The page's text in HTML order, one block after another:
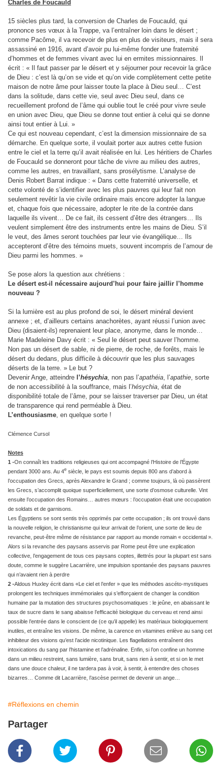
Charles de Foucauld
15 siècles plus tard, la conversion de Charles de Foucauld, qui
prononce ses vœux à la Trappe, va l’entraîner loin dans le désert ;
comme Pacôme, il va recevoir de plus en plus de visiteurs, mais il sera
assassiné en 1916, avant d’avoir pu lui-même fonder une fraternité
d’hommes et de femmes vivant avec lui en ermites missionnaires. Il
écrit : « Il faut passer par le désert et y séjourner pour recevoir la grâce
de Dieu : c’est là qu’on se vide et qu’on vide complètement cette petite
maison de notre âme pour laisser toute la place à Dieu seul… C’est
dans la solitude, dans cette vie, seul avec Dieu seul, dans ce
recueillement profond de l’âme qui oublie tout le créé pour vivre seule
en union avec Dieu, que Dieu se donne tout entier à celui qui se donne
ainsi tout entier à Lui. »
Ce qui est nouveau cependant, c’est la dimension missionnaire de sa
démarche. En quelque sorte, il voulait porter aux autres cette fusion
entre le ciel et la terre qu’il avait réalisée en lui. Les héritiers de Charles
de Foucauld se donneront pour tâche de vivre au milieu des autres,
comme les autres, en travaillant, sans prosélytisme. L’analyse de
Denis Robert Barrat indique : « Dans cette fraternité universelle, et
cette volonté de s’identifier avec les plus pauvres qui leur fait non
seulement revêtir la vie civile ordinaire mais encore adopter la langue
et, chaque fois que nécessaire, adopter le rite de la contrée dans
laquelle ils vivent… De ce fait, ils cessent d’être des étrangers… Ils
veulent simplement être des instruments entre les mains de Dieu. S’il
le veut, des âmes seront touchées par leur vie évangélique… Ils
accepteront d’être des témoins muets, souvent incompris de l’amour de
Dieu parmi les hommes. »
Se pose alors la question aux chrétiens :
Le désert est-il nécessaire aujourd’hui pour faire jaillir l’homme
nouveau ?
Si la lumière est au plus profond de soi, le désert minéral devient
annexe ; et, d’ailleurs certains anachorètes, ayant réussi l’union avec
Dieu (disaient-ils) reprenaient leur place, anonyme, dans le monde…
Marie Madeleine Davy écrit : « Seul le désert peut sauver l’homme.
Non pas un désert de sable, ni de pierre, de roche, de forêts, mais le
désert du dedans, plus difficile à découvrir que les plus sauvages
déserts de la terre. » Le but ?
Devenir Ange, atteindre l’hésychia , non pas l’apathéia , l’apathie , sorte
de non accessibilité à la souffrance, mais l’hésychia , état de
disponibilité totale de l’âme, pour se laisser traverser par Dieu, un état
de transparence qui rend perméable à Dieu.
L’enthousiasme , en quelque sorte !
Clémence Cursol
Notes
1 -On connaît les traditions religieuses qui ont accompagné l’Histoire de l’Égypte
pendant 3000 ans. Au 4e siècle, le pays est soumis depuis 800 ans d’abord à
l’occupation des Grecs, après Alexandre le Grand ; comme toujours, là où passèrent
les Grecs, s’accomplit quoique superficiellement, une sorte d’osmose culturelle. Vint
ensuite l’occupation des Romains… autres mœurs : l’occupation était une occupation
de soldats et de garnisons.
Les Égyptiens se sont sentis très opprimés par cette occupation ; ils ont trouvé dans
la nouvelle religion, le christianisme qui leur arrivait de l’orient, une sorte de lieu de
revanche, peut-être même de résistance par rapport au monde romain « occidental ».
Alors si la revanche des paysans asservis par Rome peut être une explication
collective, l’engagement de tous ces paysans coptes, illettrés pour la plupart est sans
doute, comme le suggère Lacarrière, une impulsion spontanée des paysans pauvres
qui n’avaient rien à perdre
2 -Aldous Huxley écrit dans «Le ciel et l’enfer » que les méthodes ascéto-mystiques
prolongent les techniques immémoriales qui s’efforçaient de changer la condition
humaine par la mutation des structures psychosomatiques : le jeûne, en abaissant le
taux de sucre dans le sang abaisse l’efficacité biologique du cerveau et rend ainsi
possible l’entrée dans le conscient de (ce qu’il appelle) les matériaux biologiquement
inutiles, et entraîne les visions. De même, la carence en vitamines enlève au sang cet
inhibiteur des visions qu’est l’acide nicotinique. Les flagellations entraînent des
intoxications du sang par l’histamine et l’adrénaline. Enfin, si l’on confine un homme
dans un milieu restreint, sans lumière, sans bruit, sans rien à sentir, et si on le met
dans une douce chaleur, il ne tardera pas à voir, à sentir, à entendre des choses
bizarres… Comme dit Lacarrière, l’ascèse permet de devenir un ange…
#Réflexions en chemin
Partager